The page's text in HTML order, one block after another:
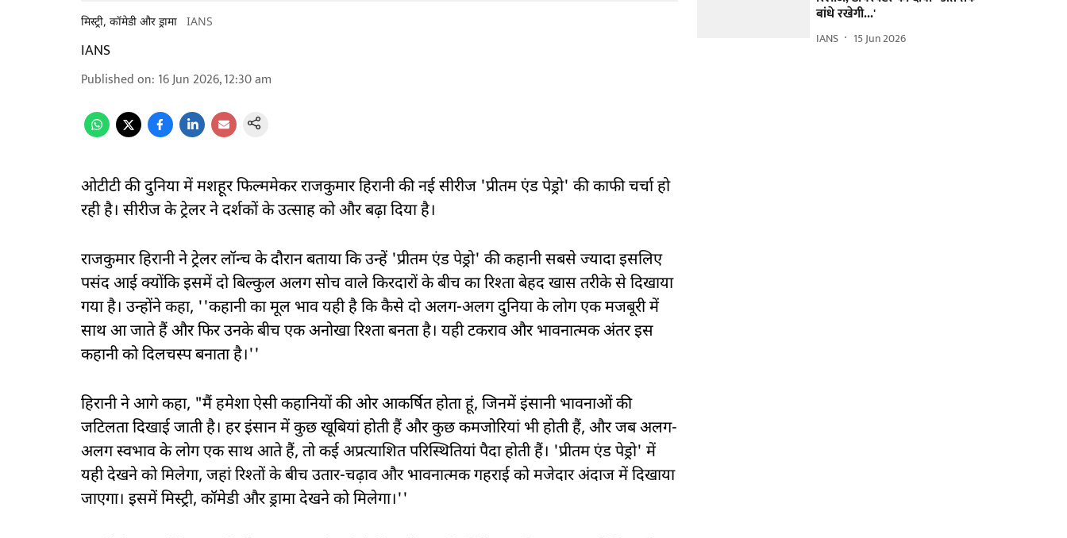
मिस्ट्री, कॉमेडी और ड्रामा IANS
IANS
Published on: 16 Jun 2026, 12:30 am
ओटीटी की दुनिया में मशहूर फिल्ममेकर राजकुमार हिरानी की नई सीरीज 'प्रीतम एंड पेड्रो' की काफी चर्चा हो
रही है। सीरीज के ट्रेलर ने दर्शकों के उत्साह को और बढ़ा दिया है।
राजकुमार हिरानी ने ट्रेलर लॉन्च के दौरान बताया कि उन्हें 'प्रीतम एंड पेड्रो' की कहानी सबसे ज्यादा इसलिए
पसंद आई क्योंकि इसमें दो बिल्कुल अलग सोच वाले किरदारों के बीच का रिश्ता बेहद खास तरीके से दिखाया
गया है। उन्होंने कहा, ''कहानी का मूल भाव यही है कि कैसे दो अलग-अलग दुनिया के लोग एक मजबूरी में
साथ आ जाते हैं और फिर उनके बीच एक अनोखा रिश्ता बनता है। यही टकराव और भावनात्मक अंतर इस
कहानी को दिलचस्प बनाता है।''
हिरानी ने आगे कहा, "मैं हमेशा ऐसी कहानियों की ओर आकर्षित होता हूं, जिनमें इंसानी भावनाओं की
जटिलता दिखाई जाती है। हर इंसान में कुछ खूबियां होती हैं और कुछ कमजोरियां भी होती हैं, और जब अलग-
अलग स्वभाव के लोग एक साथ आते हैं, तो कई अप्रत्याशित परिस्थितियां पैदा होती हैं। 'प्रीतम एंड पेड्रो' में
यही देखने को मिलेगा, जहां रिश्तों के बीच उतार-चढ़ाव और भावनात्मक गहराई को मजेदार अंदाज में दिखाया
जाएगा। इसमें मिस्ट्री, कॉमेडी और ड्रामा देखने को मिलेगा।''
बांधे रखेगी...'
IANS 15 Jun 2026